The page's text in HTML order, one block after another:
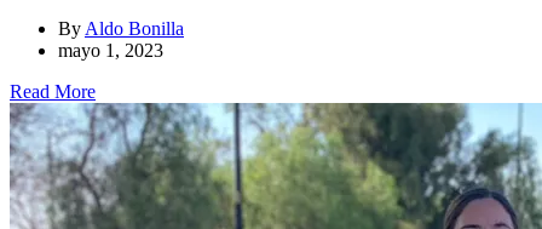
By Aldo Bonilla
mayo 1, 2023
Read More